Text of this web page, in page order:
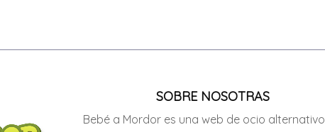
SOBRE NOSOTRAS
Bebé a Mordor es una web de ocio alternativo